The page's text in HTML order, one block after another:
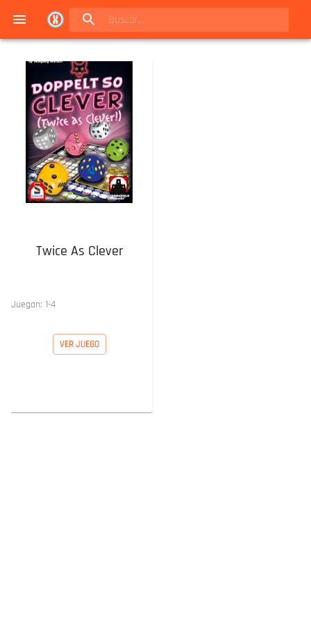
Twice As Clever
Juegan: 1-4
VER JUEGO
Navigated to Juegos de mesa en Buenos Aires | Conexión Berlín - Catálogo